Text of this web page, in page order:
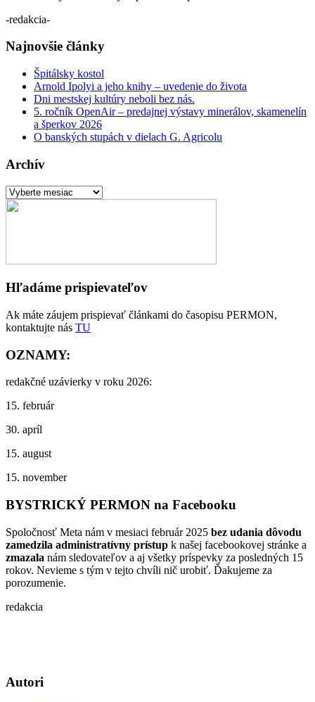
-redakcia-
Najnovšie články
Špitálsky kostol
Arnold Ipolyi a jeho knihy – uvedenie do života
Dni mestskej kultúry neboli bez nás.
5. ročník OpenAir – predajnej výstavy minerálov, skamenelín
a šperkov 2026
O banských stupách v dielach G. Agricolu
Archív
Archív
Hľadáme prispievateľov
Ak máte záujem prispievať článkami do časopisu PERMON,
kontaktujte nás TU
OZNAMY:
redakčné uzávierky v roku 2026:
15. február
30. apríl
15. august
15. november
BYSTRICKÝ PERMON na Facebooku
Spoločnosť Meta nám v mesiaci február 2025 bez udania dôvodu
zamedzila administratívny prístup k našej facebookovej stránke a
zmazala nám sledovateľov a aj všetky príspevky za posledných 15
rokov. Nevieme s tým v tejto chvíli nič urobiť. Ďakujeme za
porozumenie.
redakcia
Autori